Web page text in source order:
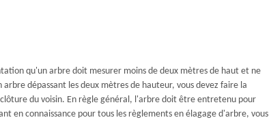
qu'un arbre doit mesurer moins de deux mètres de haut et ne
dépassant les deux mètres de hauteur, vous devez faire la
du voisin. En règle général, l'arbre doit être entretenu pour
en connaissance pour tous les règlements en élagage d'arbre, vous